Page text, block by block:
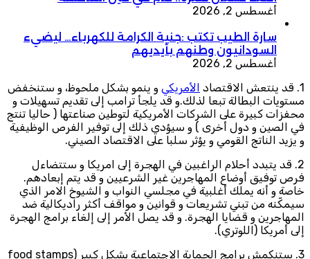
أغسطس 2, 2026
سارة الطيب تكتب :جنية الكرامة للكهرباء… ليضيء
السودانيون وطنهم بأيديهم
أغسطس 2, 2026
1. قد ينتعش الاقتصاد
الأمريكي و ينمو بشكل ملحوظ، و ستنخفض
مستويات البطالة تبعا لذلك.و قد يلجأ ترامب إلى تقديم تسهيلات و
محفزات كبيرة على الشركات الأمريكية لتوطين صناعتها ( حاليا تنتج
في الصين و دول أخرى ) و سيؤدي ذلك إلى توفير الفرص الوظيفية
و يزيد الناتج القومي و يؤثر سلبا على الاقتصاد الصيني.
2. قد يتبدد أحلام الراغبين في الهجرة إلى امريكا و ستتضاءل
فرص توفيق أوضاع المهاجرين غير الشرعيين و قد يتم إبعادهم.
خاصة و أنه يملك أغلبية في مجلسي النواب و الشيوخ الامر الذي
سيمكّنه من تبني تشريعات و قوانين و مواقف أكثر راديكالية ضد
المهاجرين و قضايا الهجرة. و قد يصل الأمر إلى إلغاء برامج الهجرة
إلى أمريكا (اللوتري).
3. ستنكمش برامج الحماية الاجتماعية بشكل كبير (food stamps